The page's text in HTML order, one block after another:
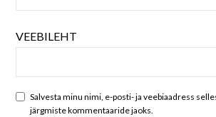
VEEBILEHT
Salvesta minu nimi, e-posti- ja veebiaadress
järgmiste kommentaaride jaoks.